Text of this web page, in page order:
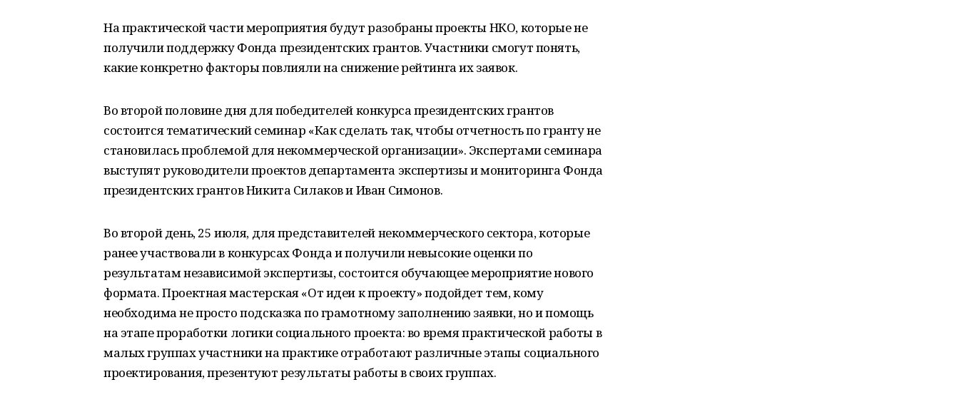
На практической части мероприятия будут разобраны проекты НКО, которые не
получили поддержку Фонда президентских грантов. Участники смогут понять,
какие конкретно факторы повлияли на снижение рейтинга их заявок.
Во второй половине дня для победителей конкурса президентских грантов
состоится тематический семинар «Как сделать так, чтобы отчетность по гранту не
становилась проблемой для некоммерческой организации». Экспертами семинара
выступят руководители проектов департамента экспертизы и мониторинга Фонда
президентских грантов Никита Силаков и Иван Симонов.
Во второй день, 25 июля, для представителей некоммерческого сектора, которые
ранее участвовали в конкурсах Фонда и получили невысокие оценки по
результатам независимой экспертизы, состоится обучающее мероприятие нового
формата. Проектная мастерская «От идеи к проекту» подойдет тем, кому
необходима не просто подсказка по грамотному заполнению заявки, но и помощь
на этапе проработки логики социального проекта: во время практической работы в
малых группах участники на практике отработают различные этапы социального
проектирования, презентуют результаты работы в своих группах.